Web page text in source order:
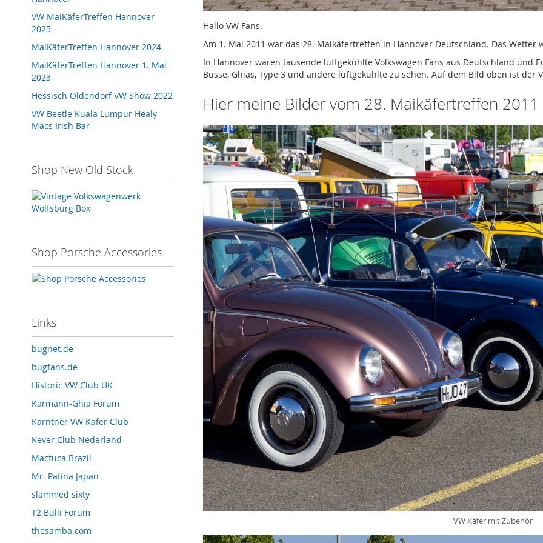
Hallo VW Fans.
Am 1. Mai 2011 war das 28. Maikäfertreffen in Hannover Deutschland. Das
In Hannover waren tausende luftgekühlte Volkswagen Fans aus Deutschland und
Busse, Ghias, Type 3 und andere luftgekühlte zu sehen. Auf dem Bild oben ist der
Hier meine Bilder vom 28. Maikäfertreffen
VW Käfer mit Zubehör
VW MaiKäferTreffen Hannover
2025
MaiKäferTreffen Hannover 2024
MaiKäferTreffen Hannover 1. Mai
2023
Hessisch Oldendorf VW Show 2022
VW Beetle Kuala Lumpur Healy
Macs Irish Bar
Shop New Old Stock
Shop Porsche Accessories
Links
bugnet.de
bugfans.de
Historic VW Club UK
Karmann-Ghia Forum
Kärntner VW Käfer Club
Kever Club Nederland
Macfuca Brazil
Mr. Patina Japan
slammed sixty
T2 Bulli Forum
thesamba.com